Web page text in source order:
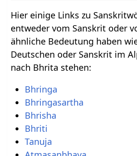
Hier einige Links zu
entweder vom Sanskrit oder
ähnliche Bedeutung haben
Deutschen oder Sanskrit im
nach Bhrita stehen:
Bhringa
Bhringasartha
Bhrisha
Bhriti
Tanuja